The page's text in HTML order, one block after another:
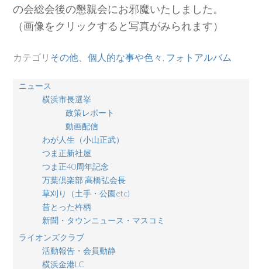
の会総会後の懇親会にお邪魔いたしました。
（画像をクリックすると写真がみられます）
カテゴリ その他、個人的な事や色々 フォトアルバム
ニュース
横浜市長選挙
政策レポート
動画配信
わが人生（小山正武）
つま正新社屋
つま正40周年記念
万葉倶楽部 高橋弘会長
草刈り（土手・公園etc)
昔とった杵柄
新聞・タウンニュース・マスコミ
ライオンズクラブ
活動報告・会員動静
横浜金港LC